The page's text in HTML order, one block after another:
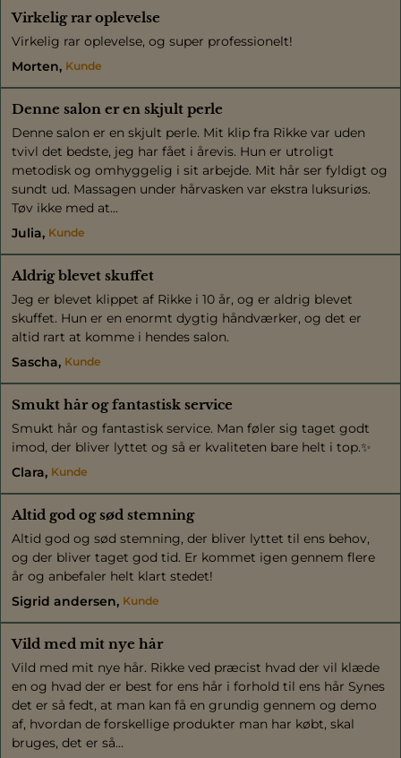
Virkelig rar oplevelse
Virkelig rar oplevelse, og super professionelt!
Morten Kunde
Denne salon er en skjult perle
Denne salon er en skjult perle. Mit klip fra Rikke var uden
tvivl det bedste, jeg har fået i årevis. Hun er utroligt
metodisk og omhyggelig i sit arbejde. Mit hår ser fyldigt og
sundt ud. Massagen under hårvasken var ekstra luksuriøs.
Tøv ikke med at...
Julia Kunde
Aldrig blevet skuffet
Jeg er blevet klippet af Rikke i 10 år, og er aldrig blevet
skuffet. Hun er en enormt dygtig håndværker, og det er
altid rart at komme i hendes salon.
Sascha Kunde
Smukt hår og fantastisk service
Smukt hår og fantastisk service. Man føler sig taget godt
imod, der bliver lyttet og så er kvaliteten bare helt i top.✨
Clara Kunde
Altid god og sød stemning
Altid god og sød stemning, der bliver lyttet til ens behov,
og der bliver taget god tid. Er kommet igen gennem flere
år og anbefaler helt klart stedet!
Sigrid andersen Kunde
Vild med mit nye hår
Vild med mit nye hår. Rikke ved præcist hvad der vil klæde
en og hvad der er best for ens hår i forhold til ens hår Synes
det er så fedt, at man kan få en grundig gennem og demo
af, hvordan de forskellige produkter man har købt, skal
bruges, det er så...